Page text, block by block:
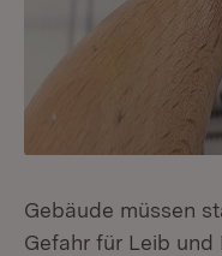
Gebäude müssen
Gefahr für Leib